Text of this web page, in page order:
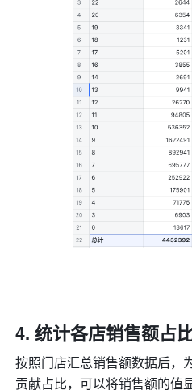
统计各店销售额占
按照门店汇总销售额数据后，
贡献占比，可以将销售额的值